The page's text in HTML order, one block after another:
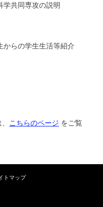
学共同専攻の説明
からの学生生活等紹介
こちらのページ をご覧
トマップ